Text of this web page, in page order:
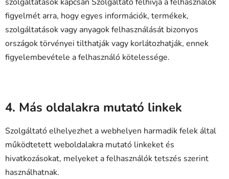
figyelmét arra, hogy egyes információk, termékek,
szolgáltatások vagy anyagok felhasználását bizonyos
országok törvényei tilthatják vagy korlátozhatják, ennek
figyelembevétele a felhasználó kötelessége.
4. Más oldalakra mutató linkek
Szolgáltató elhelyezhet a webhelyen harmadik felek által
működtetett weboldalakra mutató linkeket és
hivatkozásokat, melyeket a felhasználók tetszés szerint
használhatnak.